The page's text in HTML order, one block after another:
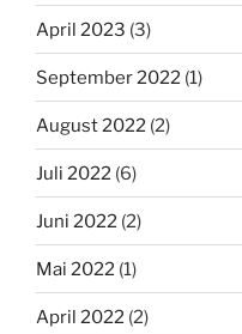
April 2023 (3)
September 2022 (1)
August 2022 (2)
Juli 2022 (6)
Juni 2022 (2)
Mai 2022 (1)
April 2022 (2)